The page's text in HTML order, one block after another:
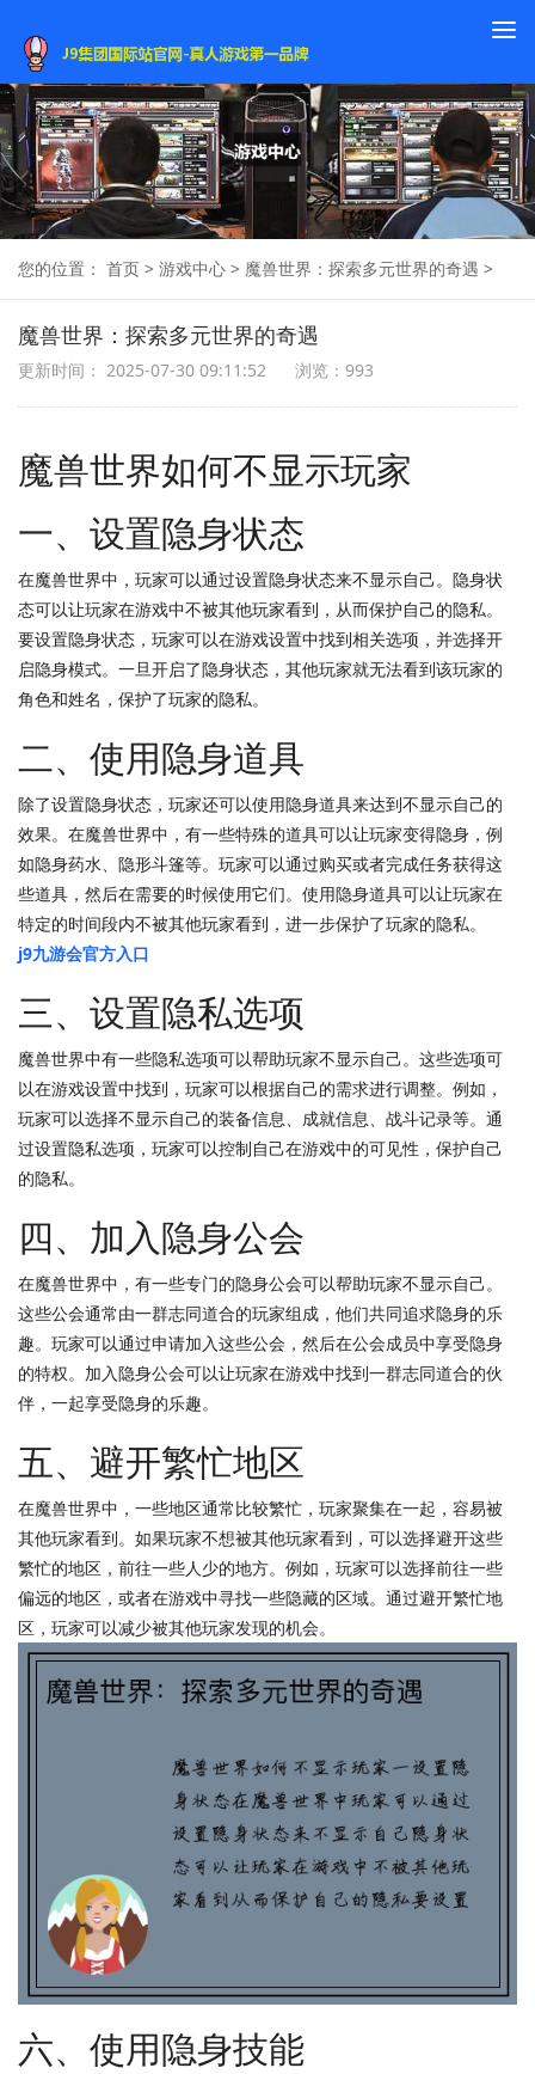
您的位置： 首页 > 游戏中心 > 魔兽世界：探索多元世界的奇遇 >
魔兽世界：探索多元世界的奇遇
更新时间： 2025-07-30 09:11:52 浏览：993
魔兽世界如何不显示玩家
一、设置隐身状态
在魔兽世界中，玩家可以通过设置隐身状态来不显示自己。隐身状
态可以让玩家在游戏中不被其他玩家看到，从而保护自己的隐私。
要设置隐身状态，玩家可以在游戏设置中找到相关选项，并选择开
启隐身模式。一旦开启了隐身状态，其他玩家就无法看到该玩家的
角色和姓名，保护了玩家的隐私。
二、使用隐身道具
除了设置隐身状态，玩家还可以使用隐身道具来达到不显示自己的
效果。在魔兽世界中，有一些特殊的道具可以让玩家变得隐身，例
如隐身药水、隐形斗篷等。玩家可以通过购买或者完成任务获得这
些道具，然后在需要的时候使用它们。使用隐身道具可以让玩家在
特定的时间段内不被其他玩家看到，进一步保护了玩家的隐私。
j9九游会官方入口
三、设置隐私选项
魔兽世界中有一些隐私选项可以帮助玩家不显示自己。这些选项可
以在游戏设置中找到，玩家可以根据自己的需求进行调整。例如，
玩家可以选择不显示自己的装备信息、成就信息、战斗记录等。通
过设置隐私选项，玩家可以控制自己在游戏中的可见性，保护自己
的隐私。
四、加入隐身公会
在魔兽世界中，有一些专门的隐身公会可以帮助玩家不显示自己。
这些公会通常由一群志同道合的玩家组成，他们共同追求隐身的乐
趣。玩家可以通过申请加入这些公会，然后在公会成员中享受隐身
的特权。加入隐身公会可以让玩家在游戏中找到一群志同道合的伙
伴，一起享受隐身的乐趣。
五、避开繁忙地区
在魔兽世界中，一些地区通常比较繁忙，玩家聚集在一起，容易被
其他玩家看到。如果玩家不想被其他玩家看到，可以选择避开这些
繁忙的地区，前往一些人少的地方。例如，玩家可以选择前往一些
偏远的地区，或者在游戏中寻找一些隐藏的区域。通过避开繁忙地
区，玩家可以减少被其他玩家发现的机会。
六、使用隐身技能